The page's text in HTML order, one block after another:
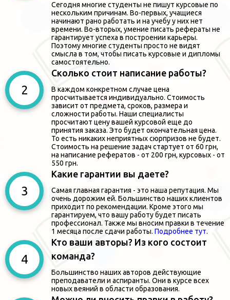
Сегодня многие студенты не пишут курсовые по
нескольким причинам. Во-первых, учащиеся
начинают рано работать и на учебу у них нет
времени. Во-вторых, умение писать рефераты не
гарантирует успеха в построении карьеры.
Поэтому многие студенты просто не видят
смысла в том, чтобы писать курсовые и дипломы
самостоятельно.
Сколько стоит написание работы?
В каждом конкретном случае цена
просчитывается индивидуально. Стоимость
зависит от предмета, сроков, размера и
сложности работы. Наши специалисты
просчитают цену вашей курсовой еще до
принятия заказа. Это будет окончательная цена.
То есть никаких неприятных сюрпризов не будет.
Стоимость на решение задач стартует от 60 грн,
на написание рефератов - от 200 грн, курсовых - от
550 грн.
Какие гарантии вы даете?
Самая главная гарантия - это наша репутация. Мы
очень дорожим ей. Большинство наших клиентов
приходит по рекомендации. Кроме этого мы
гарантируем, что вашу работу будет писать
профессионал. Также мы вносим правки в течение
1 месяца после сдачи работы. Подробнее тут.
Кто ваши авторы? Из кого состоит
команда?
Большинство наших авторов действующие
преподаватели и аспиранты. Они в курсе всех
новых веяний в области образования.